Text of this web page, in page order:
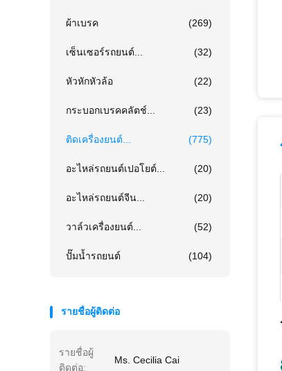
ผ้าเบรค (269)
เซ็นเซอร์รถยนต์... (32)
หัวหักหัวล้อ (22)
กระบอกเบรคคลัตช์... (23)
ติดเครื่องยนต์... (775)
อะไหล่รถยนต์เปอโยต์... (20)
อะไหล่รถยนต์จีน... (20)
วาล์วเครื่องยนต์... (52)
ปั๊มน้ำรถยนต์ (104)
รายชื่อผู้ติดต่อ
รายชื่อผู้
ติดต่อ:
Ms. Cecilia Cai